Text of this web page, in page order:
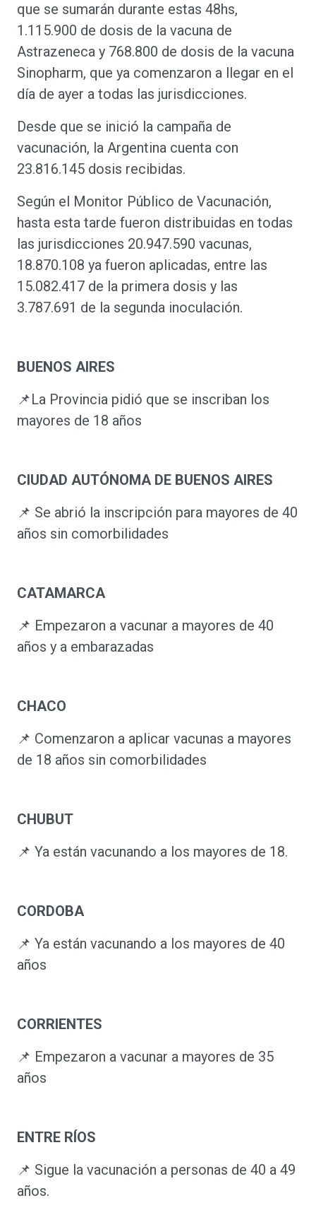
que se sumarán durante estas 48hs,
1.115.900 de dosis de la vacuna de
Astrazeneca y 768.800 de dosis de la vacuna
Sinopharm, que ya comenzaron a llegar en el
día de ayer a todas las jurisdicciones.
Desde que se inició la campaña de
vacunación, la Argentina cuenta con
23.816.145 dosis recibidas.
Según el Monitor Público de Vacunación,
hasta esta tarde fueron distribuidas en todas
las jurisdicciones 20.947.590 vacunas,
18.870.108 ya fueron aplicadas, entre las
15.082.417 de la primera dosis y las
3.787.691 de la segunda inoculación.
BUENOS AIRES
📌La Provincia pidió que se inscriban los
mayores de 18 años
CIUDAD AUTÓNOMA DE BUENOS AIRES
📌 Se abrió la inscripción para mayores de 40
años sin comorbilidades
CATAMARCA
📌 Empezaron a vacunar a mayores de 40
años y a embarazadas
CHACO
📌 Comenzaron a aplicar vacunas a mayores
de 18 años sin comorbilidades
CHUBUT
📌 Ya están vacunando a los mayores de 18.
CORDOBA
📌 Ya están vacunando a los mayores de 40
años
CORRIENTES
📌 Empezaron a vacunar a mayores de 35
años
ENTRE RÍOS
📌 Sigue la vacunación a personas de 40 a 49
años.